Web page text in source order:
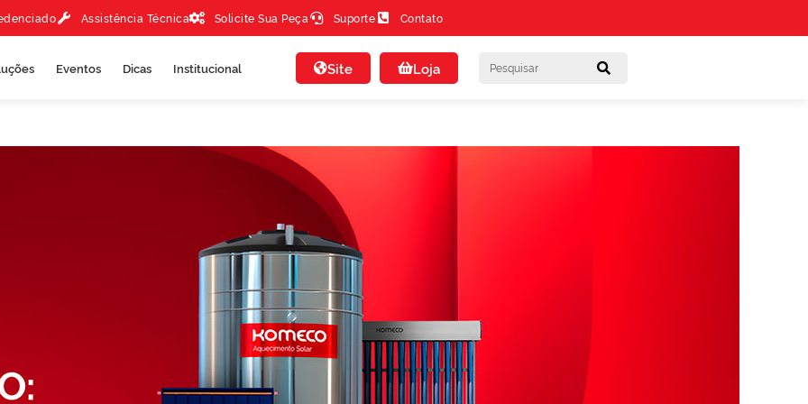
Assistência Técnica Solicite Sua Peça Suporte Contato
Eventos Dicas Institucional Site Loja